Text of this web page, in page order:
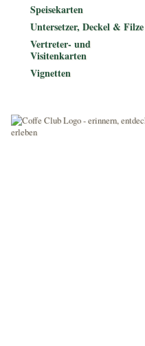
Speisekarten
Untersetzer, Deckel & Filze
Vertreter- und
Visitenkarten
Vignetten